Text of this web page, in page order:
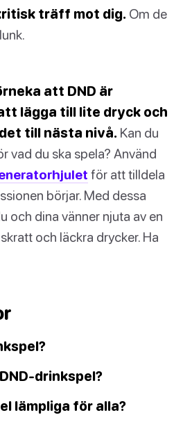
träff mot dig. Om de
att DND är
lägga till lite dryck och
till nästa nivå. Kan du
vad du ska spela? Använd
för att tilldela
börjar. Med dessa
och dina vänner njuta av en
och läckra drycker. Ha
drinkspel?
lämpliga för alla?